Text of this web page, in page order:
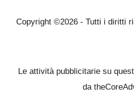
Copyright ©2026 - Tutti i diritti
Le attività pubblicitarie su
da